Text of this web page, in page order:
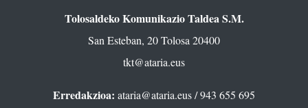
Tolosaldeko Komunikazio Taldea S.M.
San Esteban, 20 Tolosa 20400
tkt@ataria.eus
Erredakzioa: ataria@ataria.eus/ 943 655 695